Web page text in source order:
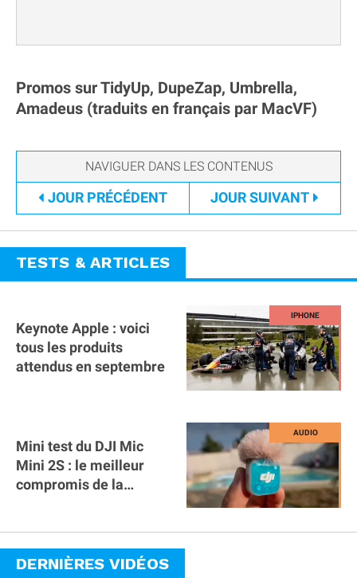
Promos sur TidyUp, DupeZap, Umbrella,
Amadeus (traduits en français par MacVF)
JOUR PRÉCÉDENT JOURSUIVANT
TESTS & ARTICLES
Keynote Apple : voici
tous les produits
attendus en septembre
Mini test du DJI Mic
Mini 2S : le meilleur
compromis de la
DERNIÈRES VIDÉOS